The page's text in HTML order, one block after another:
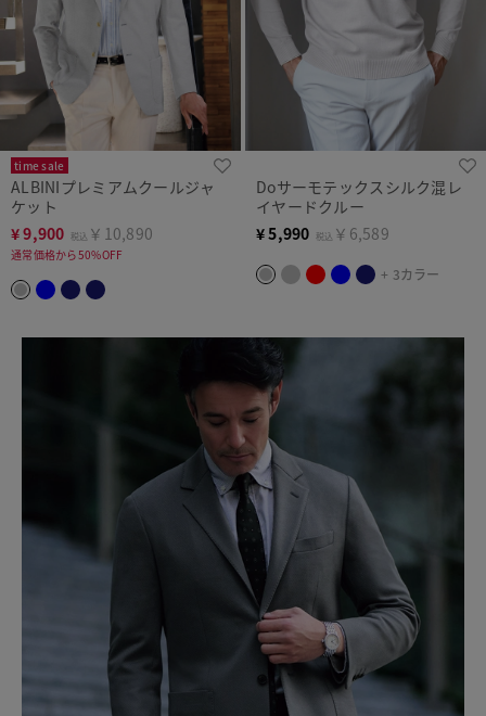
time sale
ALBINIプレミアムクールジャ
ケット
¥9,900 税込 ￥10,890
通常価格から50%OFF
Doサーモテックスシルク混レ
イヤードクルー
¥5,990 税込 ￥6,589
+ 3カラー